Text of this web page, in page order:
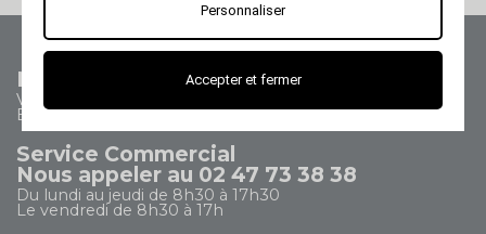
Nous contacter
Vos questions - nos réponses
Besoin d'aide ?
Service Commercial
Nous appeler au 02 47 73 38 38
Du lundi au jeudi de 8h30 à 17h30
Le vendredi de 8h30 à 17h
Personnaliser
Accepter et fermer